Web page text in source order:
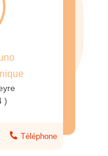
)
Téléphone